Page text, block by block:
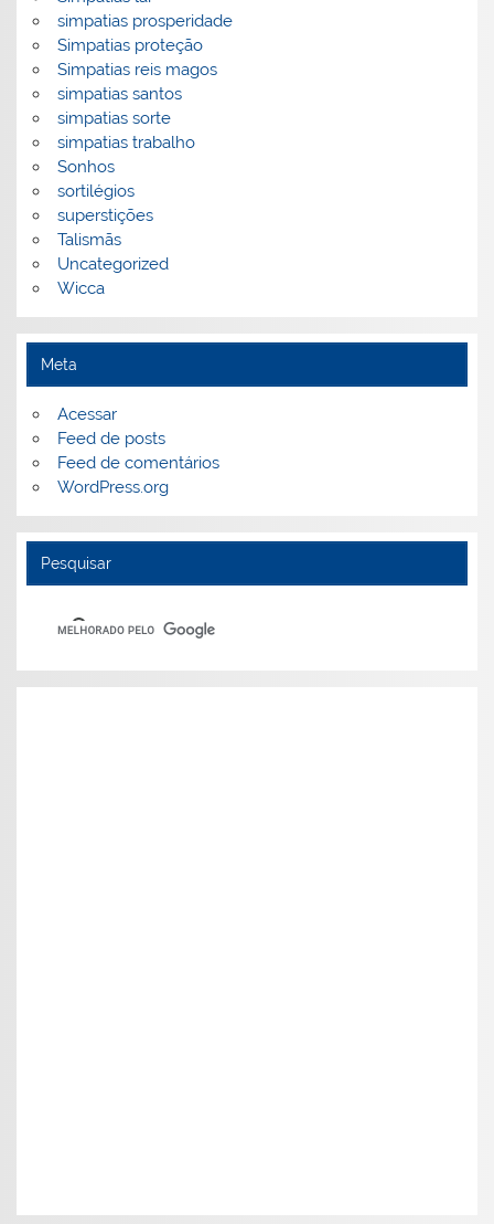
simpatias prosperidade
Simpatias proteção
Simpatias reis magos
simpatias santos
simpatias sorte
simpatias trabalho
Sonhos
sortilégios
superstições
Talismãs
Uncategorized
Wicca
Meta
Acessar
Feed de posts
Feed de comentários
WordPress.org
Pesquisar